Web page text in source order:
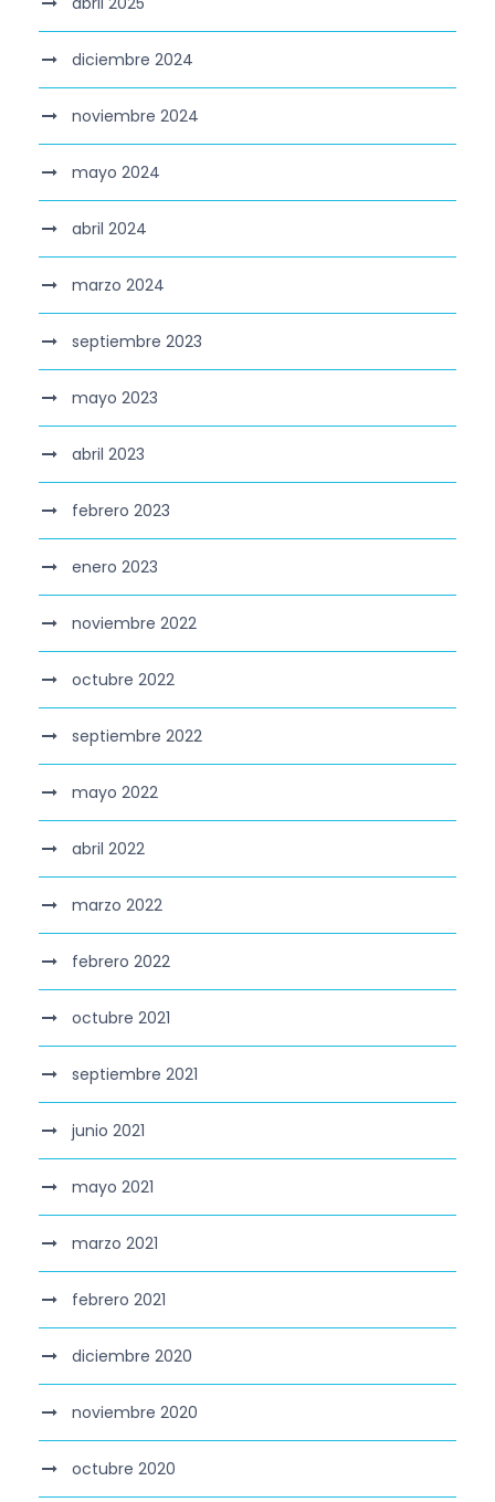
diciembre 2024
noviembre 2024
mayo 2024
abril 2024
marzo 2024
septiembre 2023
mayo 2023
abril 2023
febrero 2023
enero 2023
noviembre 2022
octubre 2022
septiembre 2022
mayo 2022
abril 2022
marzo 2022
febrero 2022
octubre 2021
septiembre 2021
junio 2021
mayo 2021
marzo 2021
febrero 2021
diciembre 2020
noviembre 2020
octubre 2020